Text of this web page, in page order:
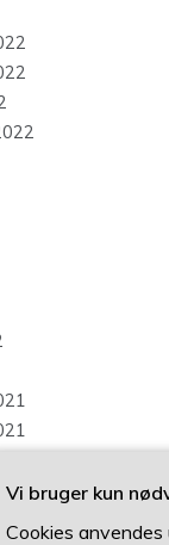
Vi bruger kun
Cookies